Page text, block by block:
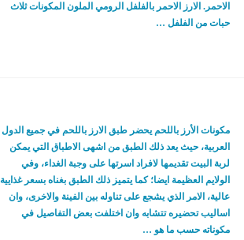
الاحمر. الارز الاحمر بالفلفل الرومي الملون المكونات ثلاث
حبات من الفلفل …
مكونات الأرز باللحم يحضر طبق الارز باللحم في جميع الدول
العربية، حيث يعد ذلك الطبق من اشهى الاطباق التي يمكن
لربة البيت تقديمها لافراد اسرتها على وجبة الغداء، وفي
الولايم العظيمة ايضا؛ كما يتميز ذلك الطبق بغناه بسعر غذايية
عالية، الامر الذي يشجع على تناوله بين الفينة والاخرى، وان
اساليب تحضيره تتشابه وان اختلفت بعض التفاصيل في
مكوناته حسب ما هو …